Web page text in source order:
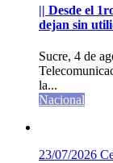
|| Desde el
dejan sin
Sucre, 4 de
la...
Nacional
23/07/2026